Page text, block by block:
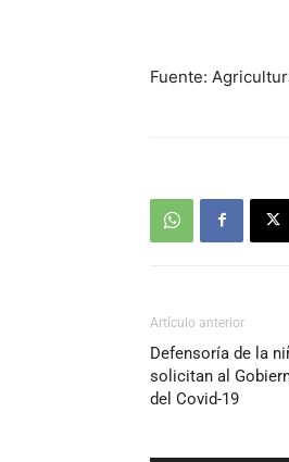
Fuente:
Artículo anterior
Defensoría de la
solicitan al
del Covid-19